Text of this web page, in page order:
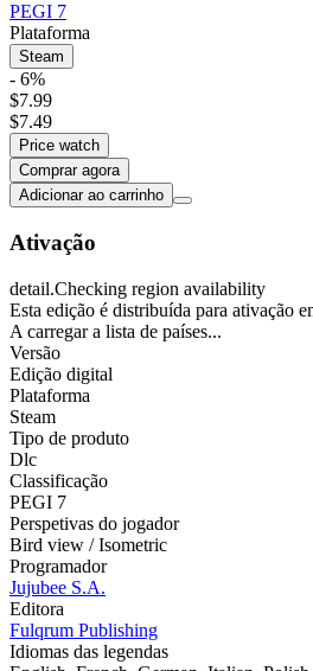
PEGI 7
Plataforma
Steam
- 6%
$7.99
$7.49
Price watch
Comprar agora
Adicionar ao carrinho
Ativação
detail.Checking region availability
Esta edição é distribuída para ativação
A carregar a lista de países...
Versão
Edição digital
Plataforma
Steam
Tipo de produto
Dlc
Classificação
PEGI 7
Perspetivas do jogador
Bird view / Isometric
Programador
Jujubee S.A.
Editora
Fulqrum Publishing
Idiomas das legendas